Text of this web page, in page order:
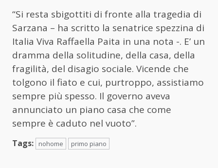
“Si resta sbigottiti di fronte alla tragedia di
Sarzana – ha scritto la senatrice spezzina di
Italia Viva Raffaella Paita in una nota -. E’ un
dramma della solitudine, della casa, della
fragilità, del disagio sociale. Vicende che
tolgono il fiato e cui, purtroppo, assistiamo
sempre più spesso. Il governo aveva
annunciato un piano casa che come
sempre è caduto nel vuoto”.
Tags: nohome primo piano